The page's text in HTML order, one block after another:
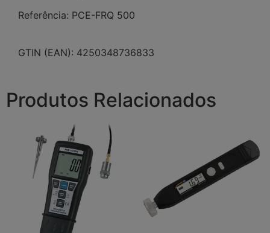
Referência: PCE-FRQ 500
GTIN (EAN): 4250348736833
Produtos Relacionados